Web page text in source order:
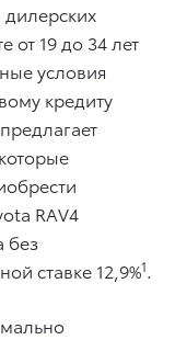
дилерских
от 19 до 34 лет
условия
кредиту
RAV4
без
ставке 12,9%1.